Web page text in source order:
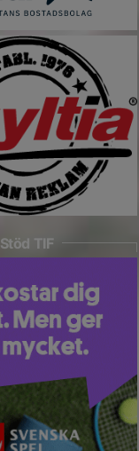
Stöd TIF